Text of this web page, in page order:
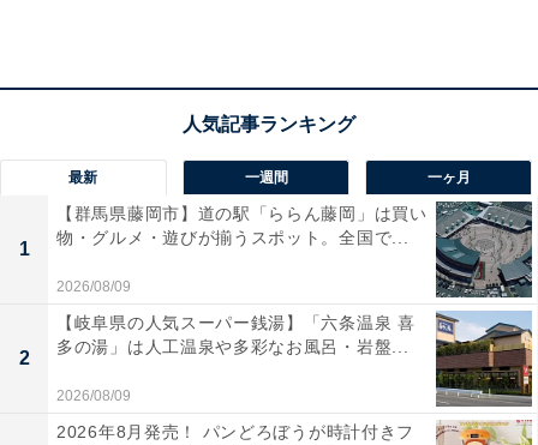
最新 一週間 一ヶ月
1
【群馬県藤岡市】道の駅「ららん藤岡」は買い
物・グルメ・遊びが揃うスポット。全国で...
2026/08/09
2
【岐阜県の人気スーパー銭湯】「六条温泉 喜
多の湯」は人工温泉や多彩なお風呂・岩盤...
2026/08/09
2026年8月発売！ パンどろぼうが時計付きフ